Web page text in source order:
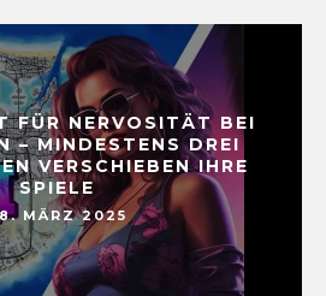
FÜR NERVOSITÄT BEI
– MINDESTENS DREI
VERSCHIEBEN IHRE
SPIELE
MÄRZ 2025